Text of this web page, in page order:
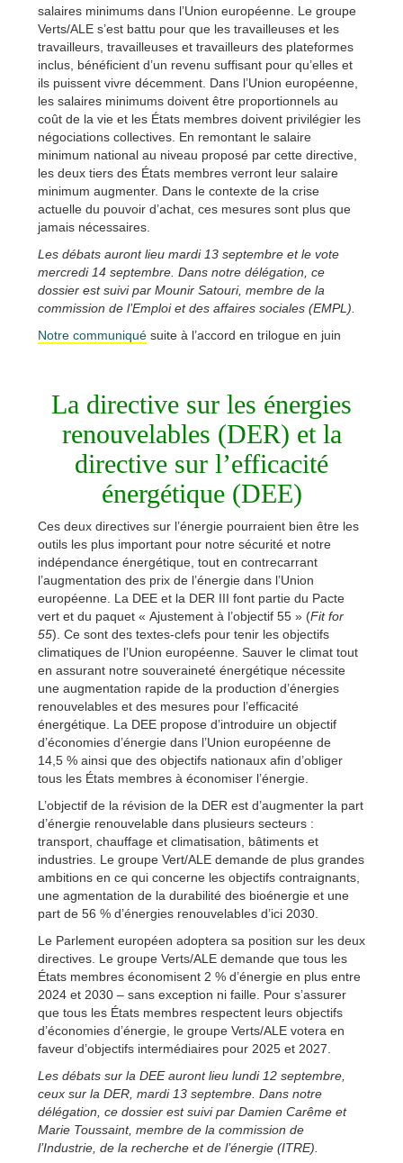
salaires minimums dans l’Union européenne. Le groupe
Verts/ALE s’est battu pour que les travailleuses et les
travailleurs, travailleuses et travailleurs des plateformes
inclus, bénéficient d’un revenu suffisant pour qu’elles et
ils puissent vivre décemment. Dans l’Union européenne,
les salaires minimums doivent être proportionnels au
coût de la vie et les États membres doivent privilégier les
négociations collectives. En remontant le salaire
minimum national au niveau proposé par cette directive,
les deux tiers des États membres verront leur salaire
minimum augmenter. Dans le contexte de la crise
actuelle du pouvoir d’achat, ces mesures sont plus que
jamais nécessaires.
Les débats auront lieu mardi 13 septembre et le vote
mercredi 14 septembre. Dans notre délégation, ce
dossier est suivi par Mounir Satouri, membre de la
commission de l’Emploi et des affaires sociales (EMPL).
Notre communiqué suite à l’accord en trilogue en juin
La directive sur les énergies
renouvelables (DER) et la
directive sur l’efficacité
énergétique (DEE)
Ces deux directives sur l’énergie pourraient bien être les
outils les plus important pour notre sécurité et notre
indépendance énergétique, tout en contrecarrant
l’augmentation des prix de l’énergie dans l’Union
européenne. La DEE et la DER III font partie du Pacte
vert et du paquet « Ajustement à l’objectif 55 » (Fit for
55). Ce sont des textes-clefs pour tenir les objectifs
climatiques de l’Union européenne. Sauver le climat tout
en assurant notre souveraineté énergétique nécessite
une augmentation rapide de la production d’énergies
renouvelables et des mesures pour l’efficacité
énergétique. La DEE propose d’introduire un objectif
d’économies d’énergie dans l’Union européenne de
14,5 % ainsi que des objectifs nationaux afin d’obliger
tous les États membres à économiser l’énergie.
L’objectif de la révision de la DER est d’augmenter la part
d’énergie renouvelable dans plusieurs secteurs :
transport, chauffage et climatisation, bâtiments et
industries. Le groupe Vert/ALE demande de plus grandes
ambitions en ce qui concerne les objectifs contraignants,
une agmentation de la durabilité des bioénergie et une
part de 56 % d’énergies renouvelables d’ici 2030.
Le Parlement européen adoptera sa position sur les deux
directives. Le groupe Verts/ALE demande que tous les
États membres économisent 2 % d’énergie en plus entre
2024 et 2030 – sans exception ni faille. Pour s’assurer
que tous les États membres respectent leurs objectifs
d’économies d’énergie, le groupe Verts/ALE votera en
faveur d’objectifs intermédiaires pour 2025 et 2027.
Les débats sur la DEE auront lieu lundi 12 septembre,
ceux sur la DER, mardi 13 septembre. Dans notre
délégation, ce dossier est suivi par Damien Carême et
Marie Toussaint, membre de la commission de
l’Industrie, de la recherche et de l’énergie (ITRE).